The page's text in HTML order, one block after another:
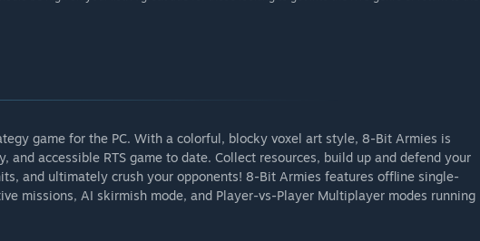
game for the PC. With a colorful, blocky voxel art style, 8-Bit Armies is
and accessible RTS game to date. Collect resources, build up and defend your
and ultimately crush your opponents! 8-Bit Armies features offline single-
missions, AI skirmish mode, and Player-vs-Player Multiplayer modes running